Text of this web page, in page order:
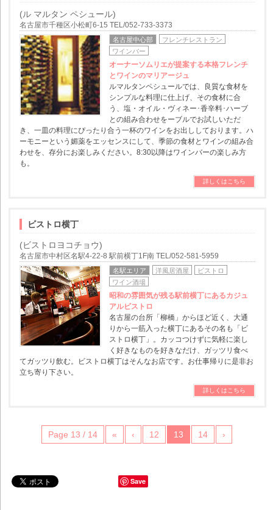
(ル マルタン ペシュール)
名古屋市千種区小松町6-15 TEL/052-733-3373
名古屋中心部
フレンチレストラン
ワインバー
オーナーソムリエが提案する本格フレンチ
とワインのマリアージュ
ルマルタンペシュールでは、良質な食材を
シンプルな料理に仕上げ、その食材に合
う、塩・オイル・ヴィネー･香辛料･ハーブ
との組み合わせをーブルでお試しいただ
き、一皿の料理にぴったり合う一杯のワインをお出ししております。ハ
ーモニーという媚薬をエッセンスにして、季節の食材とワインの組み合
わせを、存分にお楽しみください。8:30以降はワインバーの楽しみ方
も。
詳しくはこちら
ビストロ横丁
(ビストロヨコチョウ)
名古屋市中村区名駅4-22-8 駅前横丁1F南 TEL/052-581-5959
名駅エリア 洋風居酒屋
ビストロ
ワイン酒場
昭和の雰囲気が残る駅前横丁にあるカジュ
アルビストロ
名古屋の台所「柳橋」からほど近く、大通
りから一筋入った横丁にあるその名も「ビ
ストロ横丁」。カッコつけずに気軽に楽し
く好きなものを好きなだけ、ガッツリ食べ
てガッツり飲む。ビストロ横丁はそんなお店です。お仕事帰りに是非お
立ち寄り下さい。
詳しくはこちら
Page 13 / 14 « ‹ 12 13 14 ›
Save